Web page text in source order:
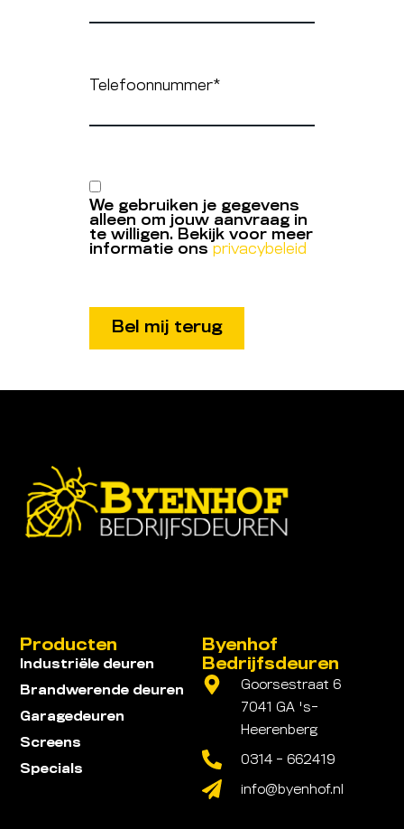
Telefoonnummer*
We gebruiken je gegevens
alleen om jouw aanvraag in
te willigen. Bekijk voor meer
informatie ons privacybeleid
Byenhof
Bedrijfsdeuren
Goorsestraat 6
7041 GA 's-
Heerenberg
0314 - 662419
info@byenhof.nl
Producten
Industriële deuren
Brandwerende deuren
Garagedeuren
Screens
Specials